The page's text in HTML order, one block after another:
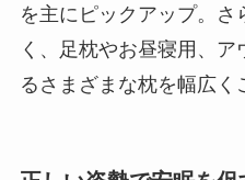
を主にピックアップ。さ
く、足枕やお昼寝用、ア
るさまざまな枕を幅広く